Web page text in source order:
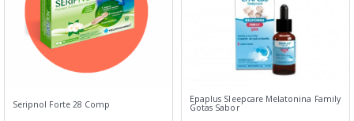
Seripnol Forte 28 Comp Epaplus Sleepcare Melatonina Family
Gotas Sabor